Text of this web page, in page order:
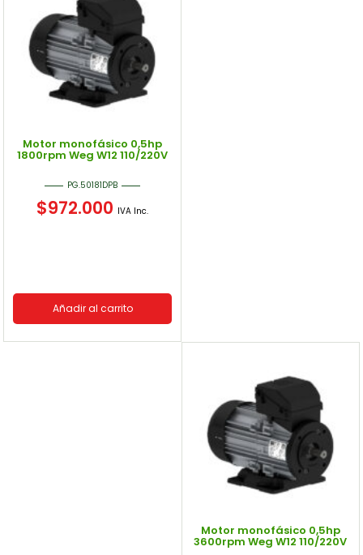
Motor monofásico 0,5hp
1800rpm Weg W12 110/220V
PG.50181DPB
$972.000 IVA Inc.
Añadir al carrito
Motor monofásico 0,5hp
3600rpm Weg W12 110/220V